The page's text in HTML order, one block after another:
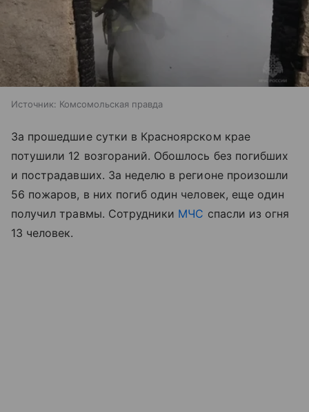
Источник: Комсомольская правда
За прошедшие сутки в Красноярском крае
потушили 12 возгораний. Обошлось без погибших
и пострадавших. За неделю в регионе произошли
56 пожаров, в них погиб один человек, еще один
получил травмы. Сотрудники МЧС спасли из огня
13 человек.